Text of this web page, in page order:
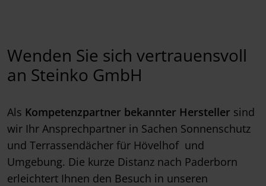
Wenden Sie sich vertrauensvoll
an Steinko GmbH
Als Kompetenzpartner bekannter Hersteller sind
wir Ihr Ansprechpartner in Sachen Sonnenschutz
und Terrassendächer für Hövelhof und
Umgebung. Die kurze Distanz nach Paderborn
erleichtert Ihnen den Besuch in unseren